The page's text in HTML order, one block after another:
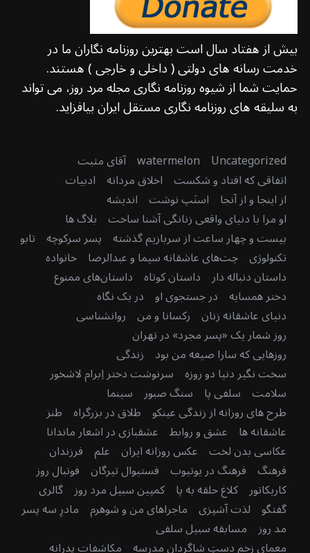
بیش از هفتاد سال است بهترین روزنامه نگاران ما در
خدمت رسانه های دولتی ( داخلی و خارجی ) هستند.
حمایت شما از شیوه روزنامه نگاری مجله مرد روز، می تواند
به سلیقه های روزنامه نگاری مستقل ایران بیافزاید.
Uncategorized
watermelon آقای مثبت
اتفاقی که افتاد و شکست اخلاق مردانه ادبیات
از اینجا و از آنجا اسنَپ نوشت اندیشه
او مرا با دنیای واقعی زنانگی آشنا ساخت بلاگ ها
بیست و چهار ساعت از سربازیم گذشته پسر سرکوچه تابو
تکنولوژی چت‌های عاشقانه سیما و عبدالرضا خانواده
داستان دنباله دار داستان کوتاه داستان‌های ممنوع
دختر همسایه در جستجوی او در یک نگاه
دنیای عاشقانه زنان رکسانا و من روانشناسی
روز شمار یک «پسر مجرد» در تهران
روزهایی که سارا صیغه من بود زندگی
سخت نگیر دنیا دو روزه سرنوشت دختر اِبرام لاشخور
سلامت سلفی پا سنگ صبور سینما
طرح های روزانه از زندگی عینکو طلاق در بزرگراه طنز
عاشقانه ها عشق و روابط عشقبازی در اشعار ماندانا
عکاسی بدن لخت عکس روزانه ایران علم فرزندان
فرهنگ فرهنگ در یوتیوب فستیوال تیرگان فوتبال روز
کاریکاتور کلاغ حلقه به پا کمپین سبیل مرد روز گالری
گفتگو لذت آشپزی ماجراهای من و شوهرم مادرِ سه پسر
مد روز مسابقه سبیل سلفی
معمای زخم دستِ شاگردان مدرسه مکاشفات پدرانه